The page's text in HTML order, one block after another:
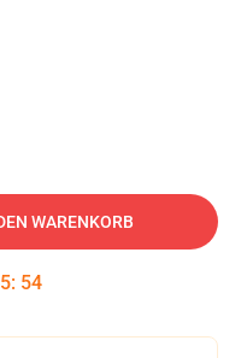
WARENKORB
: 54